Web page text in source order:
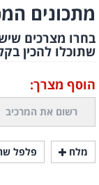
מתכונים
בחרו מצרכים
שתוכלו להכין
הוסף מצרך:
מלח פלפל